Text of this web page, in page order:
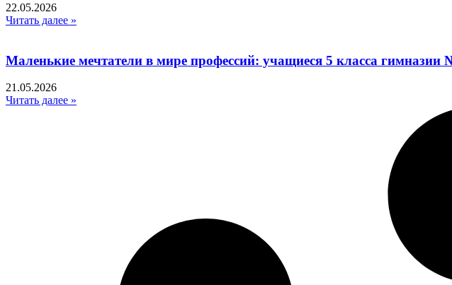
22.05.2026
Читать далее »
Маленькие мечтатели в мире профессий: учащиеся 5 класса
21.05.2026
Читать далее »